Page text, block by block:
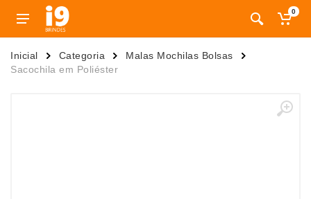
0
Inicial Categoria
Malas Mochilas Bolsas
Sacochila em Poliéster